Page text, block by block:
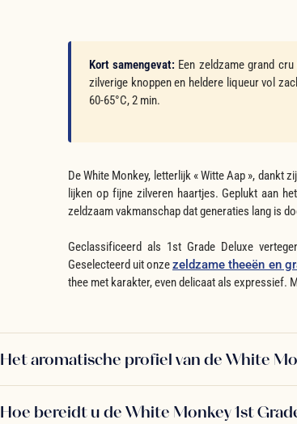
Kort samengevat: Een zeldzame grand
zilverige knoppen en heldere liqueur vol
60-65°C, 2 min.
De White Monkey, letterlijk « Witte Aap », dankt
lijken op fijne zilveren haartjes. Geplukt aan
zeldzaam vakmanschap dat generaties lang is
Geclassificeerd als 1st Grade Deluxe
Geselecteerd uit onzezeldzame theeën en
thee met karakter, even delicaat als expressief.
Het aromatische profiel van de White
Hoe bereidt u de White Monkey 1st